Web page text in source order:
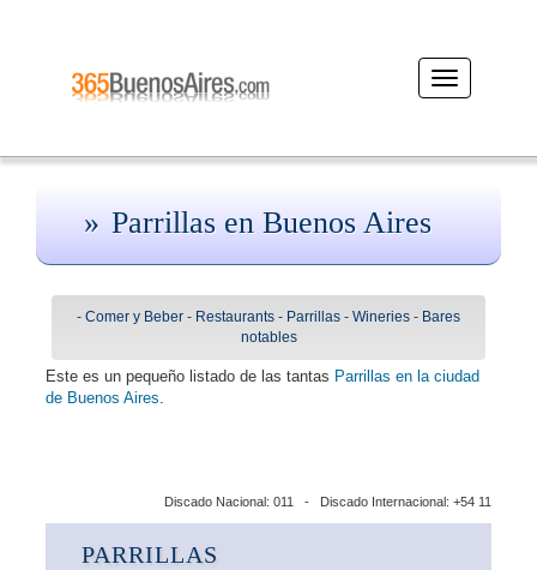
Desplegar
navegación
Parrillas en Buenos Aires
- Comer y Beber - Restaurants - Parrillas - Wineries - Bares
notables
Este es un pequeño listado de las tantas Parrillas en la ciudad
de Buenos Aires.
Discado Nacional: 011 - Discado Internacional: +54 11
PARRILLAS